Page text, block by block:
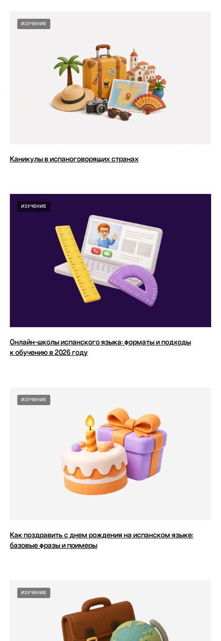
ИЗУЧЕНИЕ
Каникулы в испаноговорящих странах
ИЗУЧЕНИЕ
Онлайн-школы испанского языка: форматы и подходы
к обучению в 2026 году
ИЗУЧЕНИЕ
Как поздравить с днем рождения на испанском языке:
базовые фразы и примеры
ИЗУЧЕНИЕ